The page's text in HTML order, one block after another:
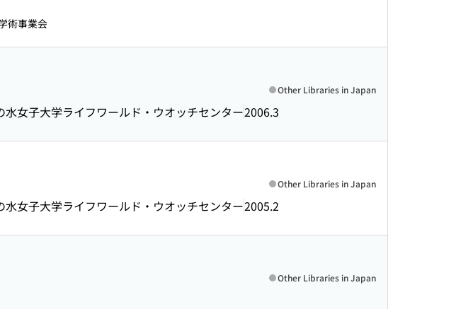
術事業会
水女子大学ライフワールド・ウオッチセンター2006.3
Other Libraries in Japan
水女子大学ライフワールド・ウオッチセンター2005.2
Other Libraries in Japan
Other Libraries in Japan